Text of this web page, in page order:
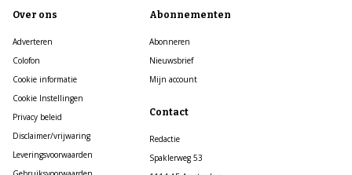
Over ons
Adverteren
Colofon
Cookie informatie
Cookie Instellingen
Privacy beleid
Disclaimer/vrijwaring
Leveringsvoorwaarden
Abonnementen
Abonneren
Nieuwsbrief
Mijn account
Contact
Redactie
Spaklerweg 53